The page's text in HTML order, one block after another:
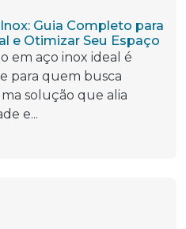
Guia Completo para
e Otimizar Seu Espaço
em aço inox ideal é
para quem busca
solução que alia
e...